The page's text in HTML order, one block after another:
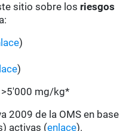
sitio sobre los riesgos
)
)
>5'000 mg/kg*
2009 de la OMS en base
activas (enlace).